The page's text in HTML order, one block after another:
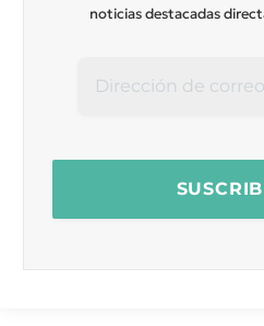
noticias destacadas